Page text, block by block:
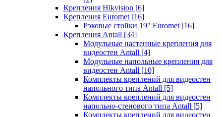
Крепления Hikvision [6]
Крепления Euromet [16]
Рэковые стойки 19" Euromet [16]
Крепления Antall [34]
Модульные настенные крепления для
видеостен Antall [4]
Модульные напольные крепления для
видеостен Antall [10]
Комплекты креплений для видеостен
напольного типа Antall [5]
Комплекты креплений для видеостен
напольно-стенового типа Antall [5]
Комплекты креплений для видеостен